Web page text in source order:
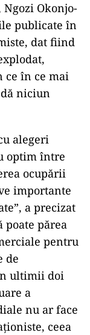
Ngozi Okonjo-
publicate în
dat fiind
ce în ce mai
niciun
alegeri
optim între
ocupării
importante
a precizat
poate părea
pentru
de
ultimii doi
a
nu ar face
ceea